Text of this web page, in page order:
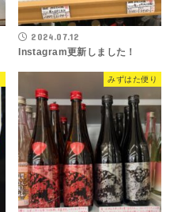
2024.07.12
Instagram更新しました！
みずはた便り